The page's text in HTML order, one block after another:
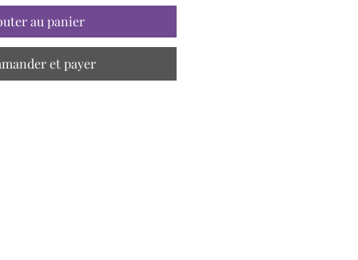
au panier
et payer